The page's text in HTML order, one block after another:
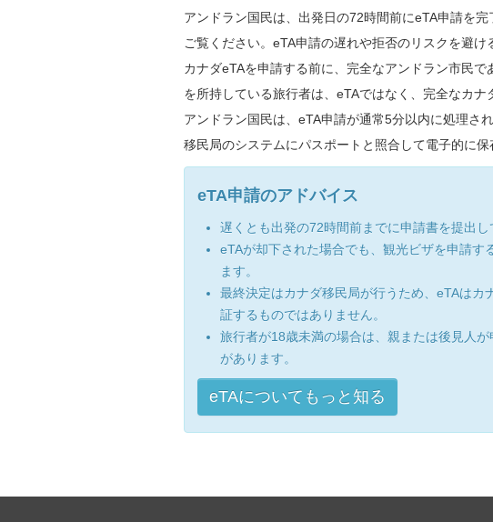
アンドラン国民は、出発日の72時間前にeTA申請を
ご覧ください。eTA申請の遅れや拒否のリスクを避
カナダeTAを申請する前に、完全なアンドラン市民
を所持している旅行者は、eTAではなく、完全なカナ
アンドラン国民は、eTA申請が通常5分以内に処理さ
移民局のシステムにパスポートと照合して電子的に
eTA申請のアドバイス
遅くとも出発の72時間前までに申請書を提出し
eTAが却下された場合でも、観光ビザを申請す
ます。
最終決定はカナダ移民局が行うため、eTAはカ
証するものではありません。
旅行者が18歳未満の場合は、親または後見人
があります。
eTAについてもっと知る